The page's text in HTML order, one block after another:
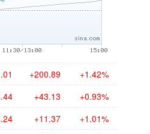
+200.89 +1.42%
+43.13 +0.93%
+11.37 +1.01%